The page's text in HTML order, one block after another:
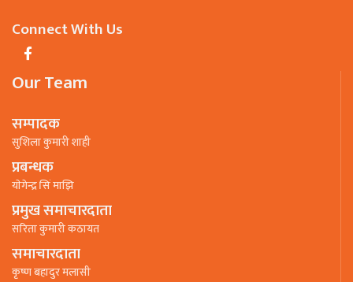
Connect With Us
Our Team
सम्पादक
सुशिला कुमारी शाही
प्रबन्धक
याेगेन्द्र सिं माझि
प्रमुख समाचारदाता
सरिता कुमारी कठायत
समाचारदाता
कृष्ण बहादुर मलासी